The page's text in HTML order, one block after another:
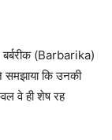
बर्बरीक (Barbarika)
समझाया कि उनकी
वे ही शेष रह